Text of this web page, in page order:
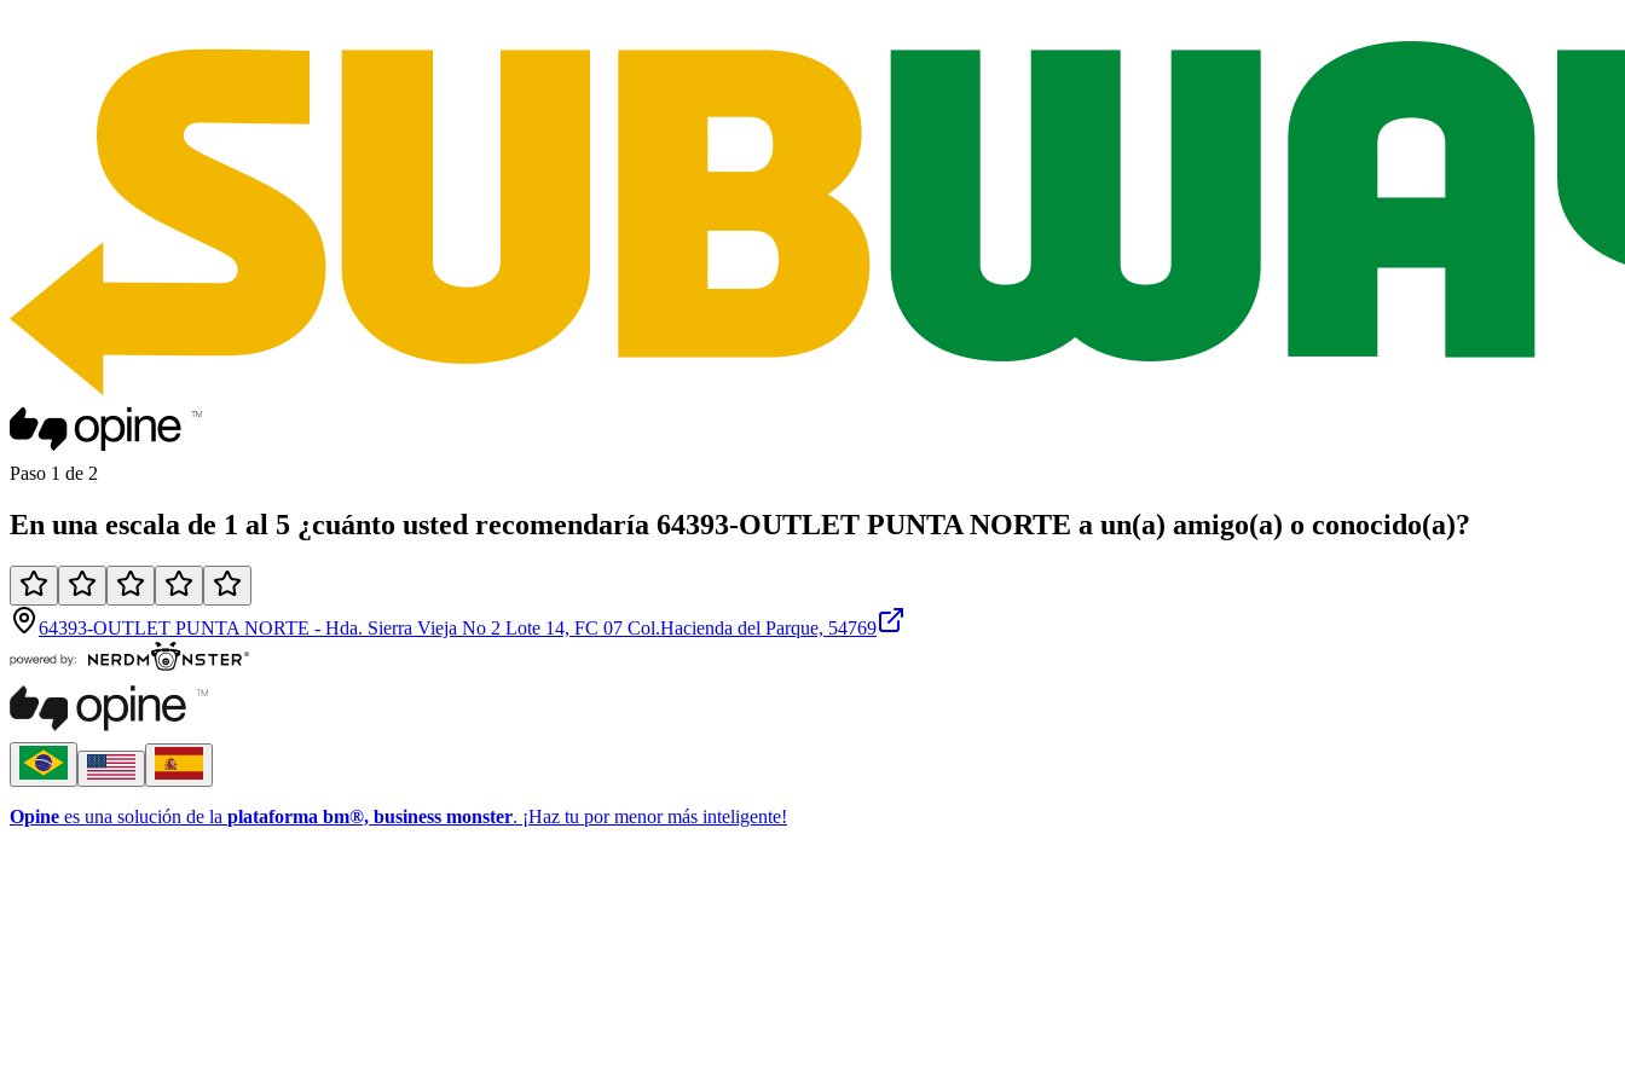
Paso 1 de 2
En una escala de 1 al 5 ¿cuánto usted recomendaría 64393-OUTLET PUNTA NORTE a un(a) amigo(a) o conocido(a)?
64393-OUTLET PUNTA NORTE - Hda. Sierra Vieja No 2 Lote 14, FC 07 Col.Hacienda del Parque, 54769
Opine es una solución de la plataforma bm®, business monster. ¡Haz tu por menor más inteligente!